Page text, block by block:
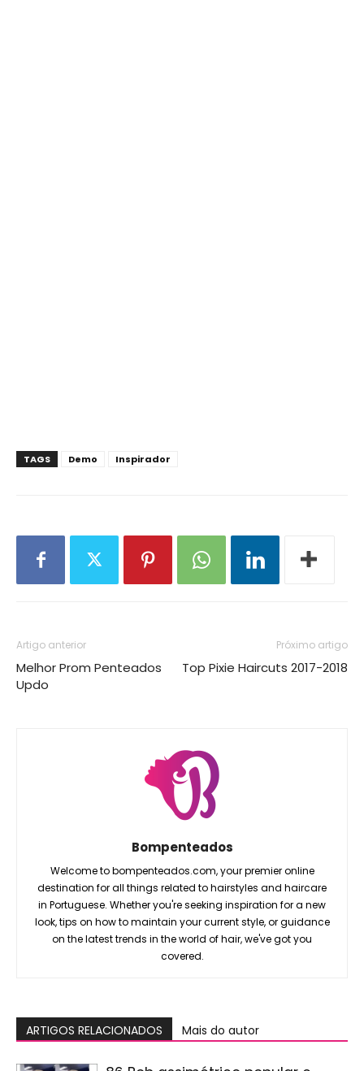
TAGS Demo Inspirador
Artigo anterior
Melhor Prom Penteados
Updo
Próximo artigo
Top Pixie Haircuts 2017-2018
Bompenteados
Welcome to bompenteados.com, your premier online
destination for all things related to hairstyles and haircare
in Portuguese. Whether you're seeking inspiration for a new
look, tips on how to maintain your current style, or guidance
on the latest trends in the world of hair, we've got you
covered.
ARTIGOS RELACIONADOS Mais do autor